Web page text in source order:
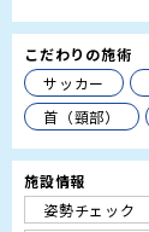
こだわりの施術
サッカー
首（頸部）
施設情報
姿勢チェック